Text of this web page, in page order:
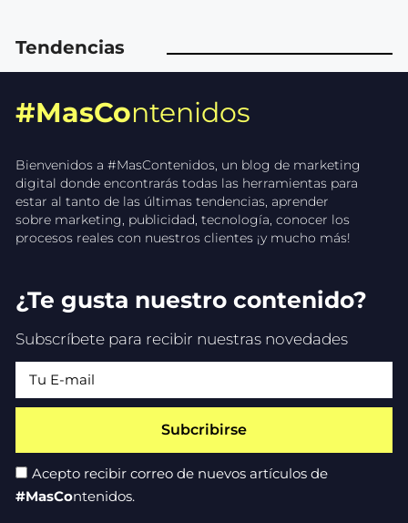
Tendencias
#MasContenidos
Bienvenidos a #MasContenidos, un blog de marketing
digital donde encontrarás todas las herramientas para
estar al tanto de las últimas tendencias, aprender
sobre marketing, publicidad, tecnología, conocer los
procesos reales con nuestros clientes ¡y mucho más!
¿Te gusta nuestro contenido?
Subscríbete para recibir nuestras novedades
Acepto recibir correo de nuevos artículos de
#MasContenidos.
Subcribirse